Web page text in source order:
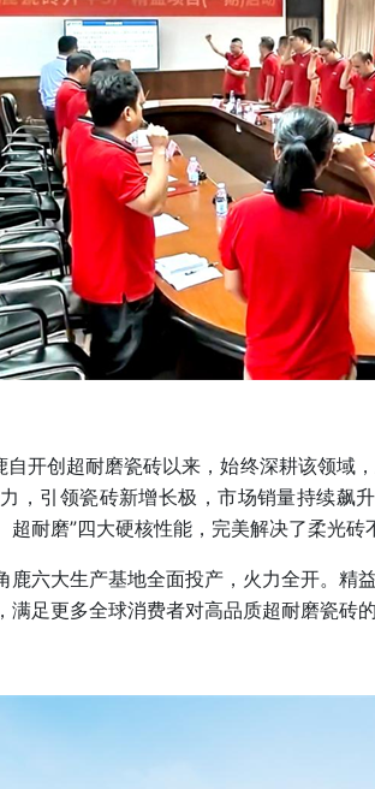
开创超耐磨瓷砖以来，始终深耕该领域
，引领瓷砖新增长极，市场销量持续
耐磨”四大硬核性能，完美解决了柔光
大生产基地全面投产，火力全开。精
足更多全球消费者对高品质超耐磨瓷砖的